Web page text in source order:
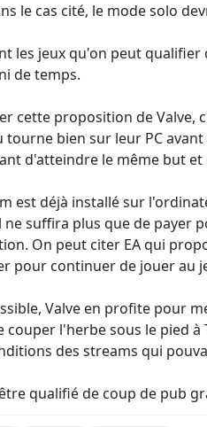
le cas cité, le mode solo
les jeux qu'on peut
de temps.
cette proposition de
tourne bien sur leur PC
d'atteindre le même but
est déjà installé sur
suffira plus que de payer
On peut citer EA qui
pour continuer de jouer au
Valve en profite pour
couper l'herbe sous le pied
des streams qui
qualifié de coup de pub